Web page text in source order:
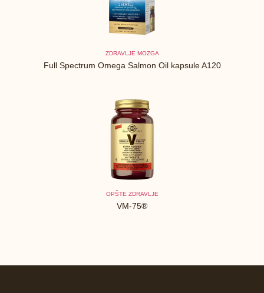
ZDRAVLJE MOZGA
Full Spectrum Omega Salmon Oil kapsule A120
OPŠTE ZDRAVLJE
VM-75®